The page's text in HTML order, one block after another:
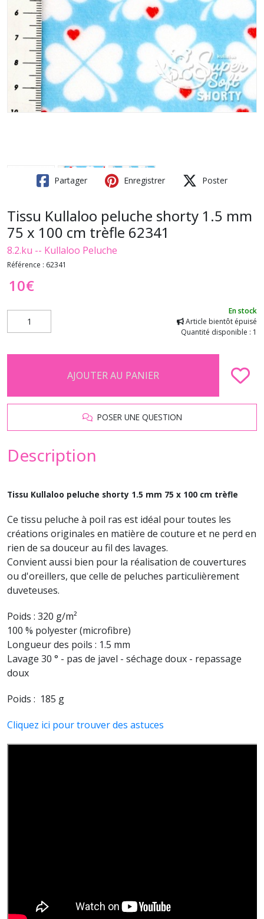
Partager Enregistrer Poster
Tissu Kullaloo peluche shorty 1.5 mm
75 x 100 cm trèfle 62341
8.2.ku -- Kullaloo Peluche
Référence : 62341
10€
En stock
Article bientôt épuisé
Quantité disponible : 1
AJOUTER AU PANIER
POSER UNE QUESTION
Description
Tissu Kullaloo peluche shorty 1.5 mm 75 x 100 cm trèfle
Ce tissu peluche à poil ras est idéal pour toutes les
créations originales en matière de couture et ne perd en
rien de sa douceur au fil des lavages.
Convient aussi bien pour la réalisation de couvertures
ou d'oreillers, que celle de peluches particulièrement
duveteuses.
Poids : 320 g/m²
100 % polyester (microfibre)
Longueur des poils : 1.5 mm
Lavage 30 ° - pas de javel - séchage doux - repassage
doux
Poids : 185 g
Cliquez ici pour trouver des astuces